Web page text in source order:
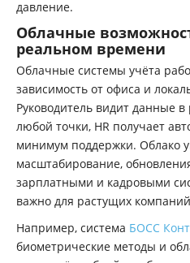
давление.
Облачные
реальном времени
Облачные системы учёта
зависимость от офиса и
Руководитель видит данные
любой точки, HR получает
минимум поддержки. Облако
масштабирование,
зарплатными и кадровыми
важно для растущих
Например, система БОСС
биометрические методы и